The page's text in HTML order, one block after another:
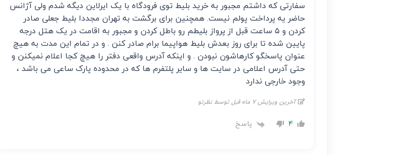
سفارتی که داشتم مجبور به خرید بلیط توی فرودگاه با یک ایرلاین دیگه شدم ولی آژانس
حاضر یه پرداخت پولم نیست. همچنین برای برگشت به تهران مجددا بلیط جعلی صادر
کردن و ۵ ساعت قبل از پرواز بلیطم رو باطل کردن و مجبور به اقامت در یک هتل درجه
پایین شده تا برای روز بعدش بلیط هواپیما برام صادر کنن . و در تمام این مدت به هیچ
عنوان پاسخگو کارهاشون نبودن . و اینکه آدرس واقعی دفتر را هیچ کجا اعلام نمیکنن و
حتی آدرس اعلامی در سایت ها و سایر پلتفرم ها که در محدوده پارک ساعی می باشد ،
وجود خارجی ندارد
آخرین ویرایش 7 ماه قبل توسط نظرتو
4 پاسخ